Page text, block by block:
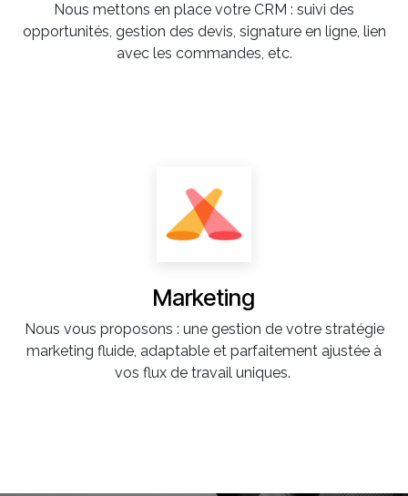
Nous mettons en place votre CRM : suivi des
opportunités, gestion des devis, signature en ligne, lien
avec les commandes, etc.
Marketing
Nous vous proposons : une gestion de votre stratégie
marketing fluide, adaptable et parfaitement ajustée à
vos flux de travail uniques.